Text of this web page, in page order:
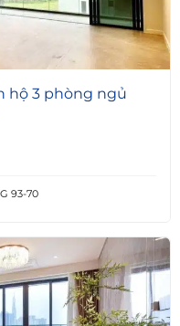
hộ 3 phòng ngủ
93-70